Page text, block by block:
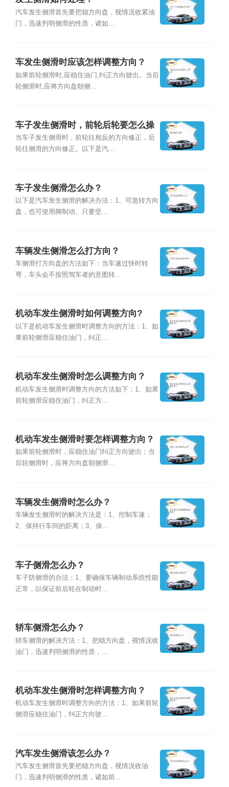
汽车发生侧滑首先要把稳方向盘，视情况收紧油
门，迅速判明侧滑的性质，诸如...
车发生侧滑时应该怎样调整方向？
如果前轮侧滑时,应稳住油门,纠正方向驶出。当后
轮侧滑时,应将方向盘朝侧...
车子发生侧滑时，前轮后轮要怎么操
作？
当车子发生侧滑时，前轮往相反的方向修正，后
轮往侧滑的方向修正。以下是汽...
车子发生侧滑怎么办？
以下是汽车发生侧滑的解决办法：1、可急转方向
盘，也可使用脚制动、只要坚...
车辆发生侧滑怎么打方向？
车侧滑打方向盘的方法如下：当车速过快时转
弯，车头会不按照驾车者的意图转...
机动车发生侧滑时如何调整方向?
以下是机动车发生侧滑时调整方向的方法：1、如
果前轮侧滑应稳住油门，纠正...
机动车发生侧滑时怎么调整方向？
机动车发生侧滑时调整方向的方法如下：1、如果
前轮侧滑应稳住油门，纠正方...
机动车发生侧滑时要怎样调整方向？
如果前轮侧滑时，应稳住油门纠正方向驶出；当
后轮侧滑时，应将方向盘朝侧滑...
车辆发生侧滑时怎么办？
车辆发生侧滑时的解决方法是：1、控制车速；
2、保持行车间的距离；3、保...
车子侧滑怎么办？
车子防侧滑的办法：1、要确保车辆制动系统性能
正常，以保证前后轮在制动时...
轿车侧滑怎么办？
轿车侧滑的解决方法：1、把稳方向盘，视情况收
油门，迅速判明侧滑的性质，...
机动车发生侧滑时怎样调整方向？
机动车发生侧滑时调整方向的方法：1、如果前轮
侧滑应稳住油门，纠正方向驶...
汽车发生侧滑该怎么办？
汽车发生侧滑首先要把稳方向盘，视情况收油
门，迅速判明侧滑的性质，诸如前...